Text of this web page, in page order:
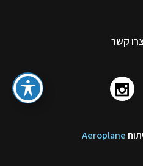
קשר
Aeroplane